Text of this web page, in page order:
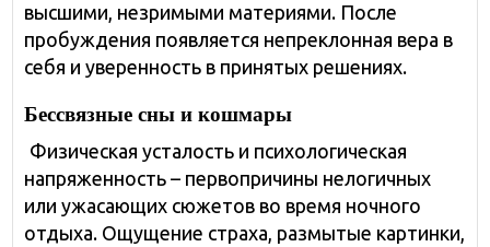
высшими, незримыми материями. После
пробуждения появляется непреклонная вера в
себя и уверенность в принятых решениях.
Бессвязные сны и кошмары
Физическая усталость и психологическая
напряженность – первопричины нелогичных
или ужасающих сюжетов во время ночного
отдыха. Ощущение страха, размытые картинки,